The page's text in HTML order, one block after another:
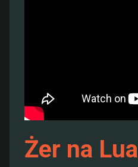
Żer na Lua